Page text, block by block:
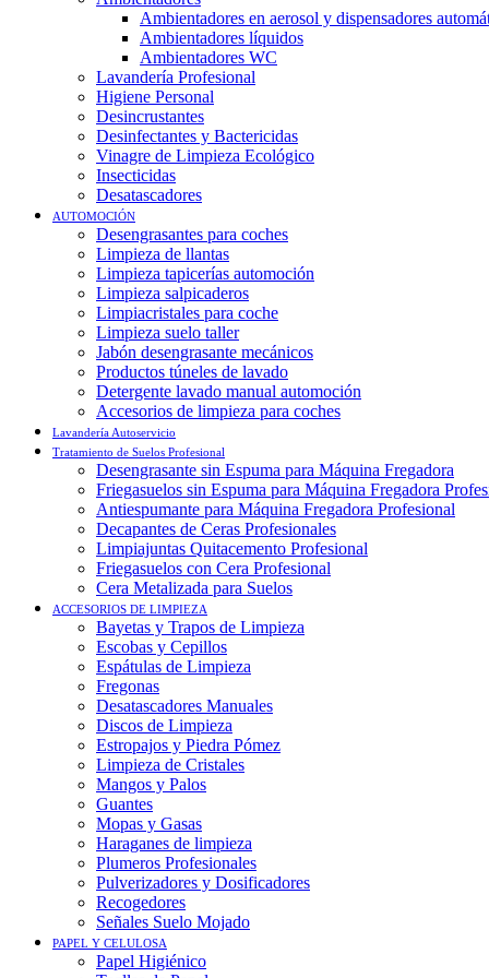
Ambientadores en aerosol y dispensadores
Ambientadores líquidos
Ambientadores WC
Lavandería Profesional
Higiene Personal
Desincrustantes
Desinfectantes y Bactericidas
Vinagre de Limpieza Ecológico
Insecticidas
Desatascadores
AUTOMOCIÓN
Desengrasantes para coches
Limpieza de llantas
Limpieza tapicerías automoción
Limpieza salpicaderos
Limpiacristales para coche
Limpieza suelo taller
Jabón desengrasante mecánicos
Productos túneles de lavado
Detergente lavado manual automoción
Accesorios de limpieza para coches
Lavandería Autoservicio
Tratamiento de Suelos Profesional
Desengrasante sin Espuma para Máquina Fregadora
Friegasuelos sin Espuma para Máquina Fregadora
Antiespumante para Máquina Fregadora Profesional
Decapantes de Ceras Profesionales
Limpiajuntas Quitacemento Profesional
Friegasuelos con Cera Profesional
Cera Metalizada para Suelos
ACCESORIOS DE LIMPIEZA
Bayetas y Trapos de Limpieza
Escobas y Cepillos
Espátulas de Limpieza
Fregonas
Desatascadores Manuales
Discos de Limpieza
Estropajos y Piedra Pómez
Limpieza de Cristales
Mangos y Palos
Guantes
Mopas y Gasas
Haraganes de limpieza
Plumeros Profesionales
Pulverizadores y Dosificadores
Recogedores
Señales Suelo Mojado
PAPEL Y CELULOSA
Papel Higiénico